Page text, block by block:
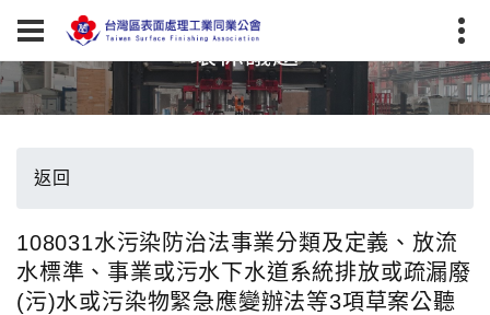
環保議題
返回
108031水污染防治法事業分類及定義、放流
水標準、事業或污水下水道系統排放或疏漏廢
(污)水或污染物緊急應變辦法等3項草案公聽